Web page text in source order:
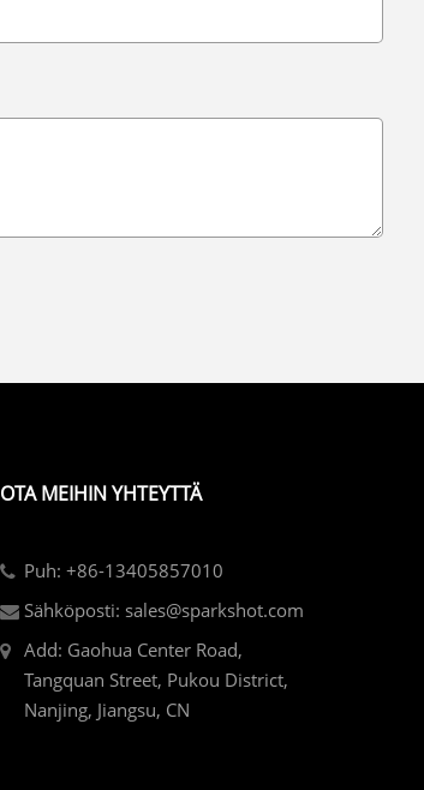
OTA MEIHIN YHTEYTTÄ
Puh: +86-13405857010
Sähköposti: sales@sparkshot.com
Add: Gaohua Center Road,
Tangquan Street, Pukou District,
Nanjing, Jiangsu, CN